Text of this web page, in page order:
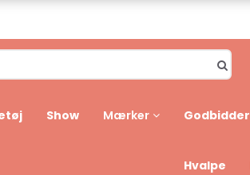
Show Mærker Godbidder
Hvalpe